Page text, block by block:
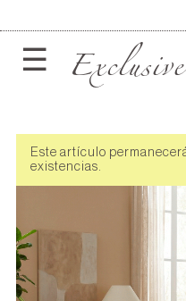
☰ Exclusive
Este artículo
existencias.